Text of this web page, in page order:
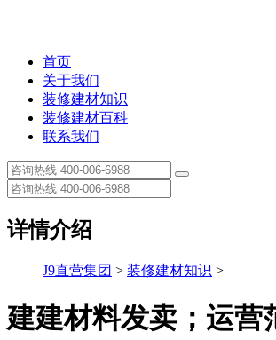
首页
关于我们
装修建材知识
装修建材百科
联系我们
详情介绍
J9直营集团 > 装修建材知识 >
建建材料发卖；运营